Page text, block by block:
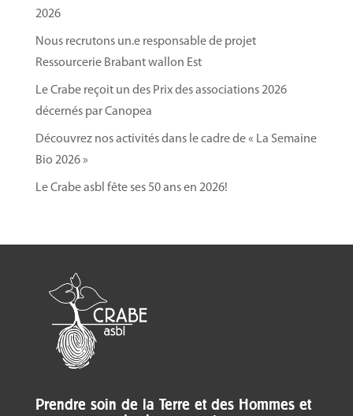
2026
Nous recrutons un.e responsable de projet
Ressourcerie Brabant wallon Est
Le Crabe reçoit un des Prix des associations 2026
décernés par Canopea
Découvrez nos activités dans le cadre de « La Semaine
Bio 2026 »
Le Crabe asbl fête ses 50 ans en 2026!
Prendre soin de la Terre et des Hommes et